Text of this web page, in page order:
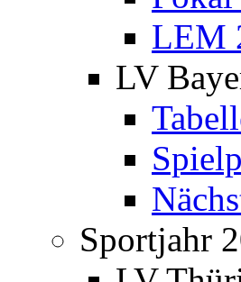
LEM
LV
Sportjahr